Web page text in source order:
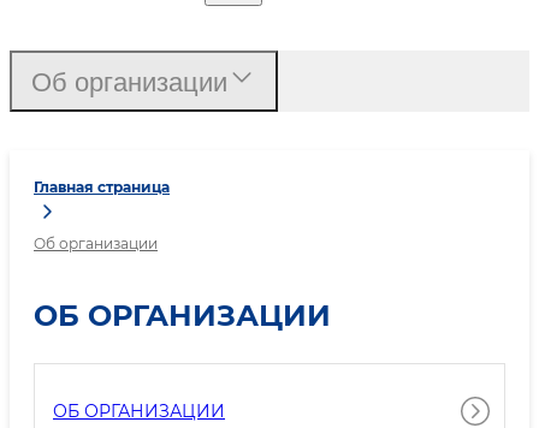
Главная страница
Об организации
ОБ ОРГАНИЗАЦИИ
ОБ ОРГАНИЗАЦИИ
Об организации